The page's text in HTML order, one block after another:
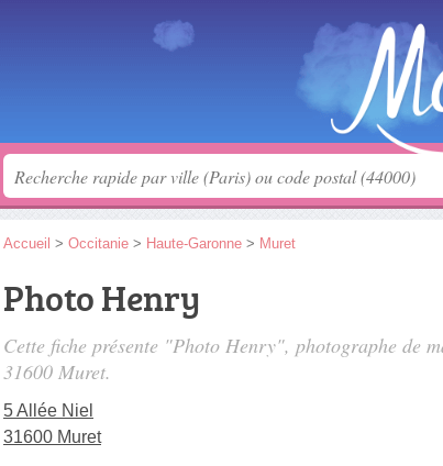
Accueil > Occitanie > Haute-Garonne > Muret
Photo Henry
Cette fiche présente "Photo Henry", photographe de
31600 Muret.
5 Allée Niel
31600 Muret